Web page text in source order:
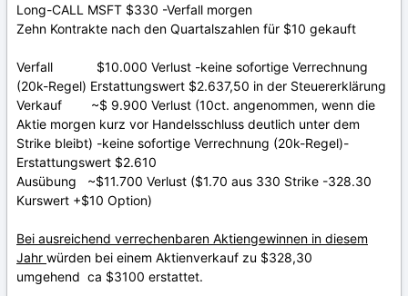
Long-CALL MSFT $330 -Verfall morgen
Zehn Kontrakte nach den Quartalszahlen für $10 gekauft
Verfall $10.000 Verlust -keine sofortige Verrechnung
(20k-Regel) Erstattungswert $2.637,50 in der Steuererklärung
Verkauf ~$ 9.900 Verlust (10ct. angenommen, wenn die
Aktie morgen kurz vor Handelsschluss deutlich unter dem
Strike bleibt) -keine sofortige Verrechnung (20k-Regel)-
Erstattungswert $2.610
Ausübung ~$11.700 Verlust ($1.70 aus 330 Strike -328.30
Kurswert +$10 Option)
Bei ausreichend verrechenbaren Aktiengewinnen in diesem
Jahr würden bei einem Aktienverkauf zu $328,30
umgehend ca $3100 erstattet.